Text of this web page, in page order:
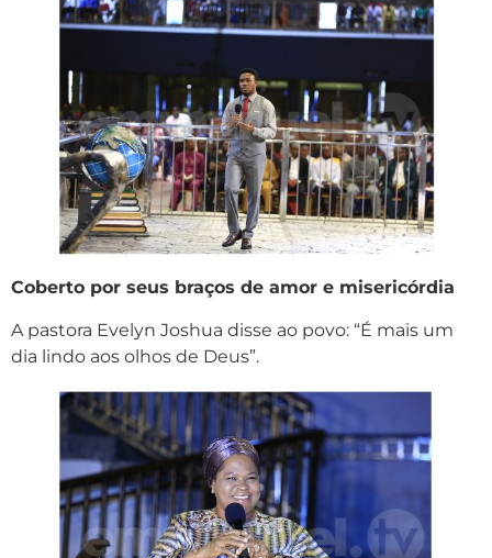
Coberto por seus braços de amor e misericórdia
A pastora Evelyn Joshua disse ao povo: “É mais um
dia lindo aos olhos de Deus”.